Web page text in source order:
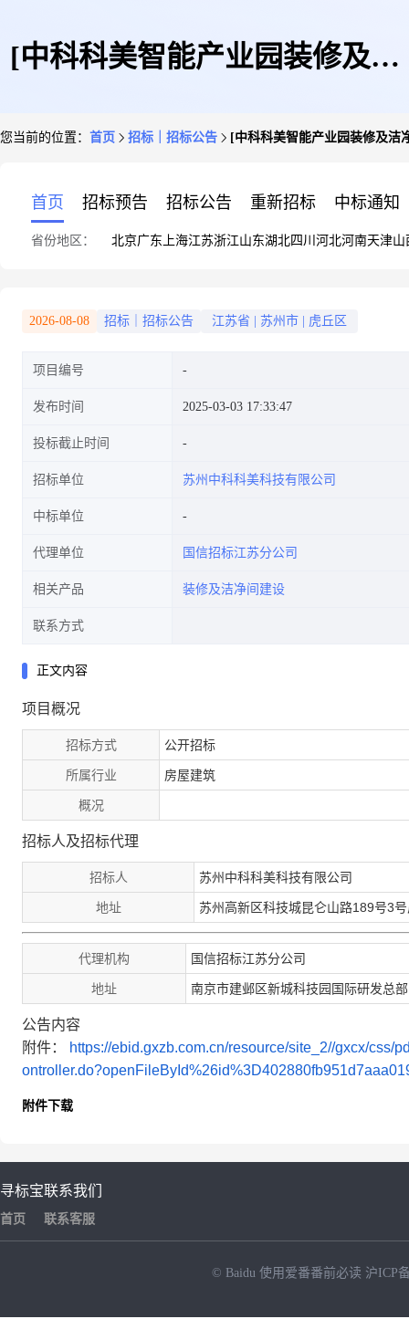
[中科科美智能产业园装修及洁
您当前的位置： 首页 招标｜招标公告 [中科科美智能产业园装修及洁
首页 招标预告 招标公告 重新招标 中标通知
省份地区： 北京广东 上海江苏浙江山东湖北四川 河北河南天津山
2026-08-08 招标｜招标公告 江苏省 苏州市 虎丘区
项目编号
发布时间 2025-03-03 17:33:47
投标截止时间
招标单位 苏州中科科美科技有限公司
中标单位
代理单位 国信招标江苏分公司
相关产品 装修及洁净间建设
联系方式
正文内容
项目概况
招标方式 公开招标
所属行业 房屋建筑
概况
招标人及招标代理
招标人 苏州中科科美科技有限公司
地址 苏州高新区科技城昆仑山路189号3
代理机构 国信招标江苏分公司
地址 南京市建邺区新城科技园国际研发总
公告内容
附件：
https://ebid.gxzb.com.cn/resource/site_2//gxcx/css/
附件下载
寻标宝
首页
联系我们
联系客服
© Baidu 使用爱番番前必读 沪ICP